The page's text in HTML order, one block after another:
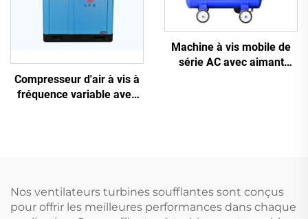
Compresseur d'air à vis à
fréquence variable avec
Machine à vis mobile de
série AC avec aimant
Nos ventilateurs turbines soufflantes sont conçus
pour offrir les meilleures performances dans chaque